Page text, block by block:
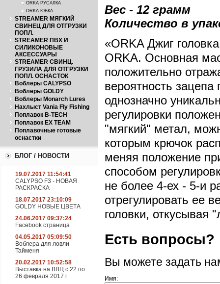
ORKA РУСАЛКА
ORKA ЮБКА
STREAMER МЯГКИЙ
СВИНЕЦ ДЛЯ ОТГРУЗКИ
ПОПЛ.
STREAMER ПВХ И
СИЛИКОНОВЫЕ
АКСЕССУАРЫ
STREAMER СВИНЦ.
ГРУЗИЛА ДЛЯ ОТГРУЗКИ
ПОПЛ. ОСНАСТОК
Воблеры CALYPSO
Воблеры GOLDY
Воблеры Monarch Lures
Нахлыст Vania Fly Fishing
Поплавок B-TECH
Поплавок EX TEAM
Поплавочные готовые
оснастки
БЛОГ / НОВОСТИ
19.07.2017 11:54:41
CALYPSO F3 - НОВАЯ
РАСКРАСКА
18.07.2017 23:10:09
GOLDY НОВЫЕ ЦВЕТА
24.06.2017 09:37:24
Facebook страница
04.05.2017 05:09:50
Воблера для ловли
Тайменя
20.02.2017 10:52:58
Выставка на ВВЦ с 22 по
26 февраля 2017 г
Вес - 12 грамм
Количество в
«ORKA Джиг
ORKA. Основная
положительно
вероятность
однозначно
регулировки
"мягкий" метал,
которым крючок
меняя положение
способом
не более 4-ех - 5-и
отрегулировать ее
головки, откусывая
Есть вопросы?
Вы можете задать
Имя: